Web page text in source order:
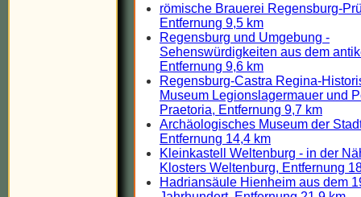
römische Brauerei Regensburg-
Entfernung 9,5 km
Regensburg und Umgebung -
Sehenswürdigkeiten aus dem
Entfernung 9,6 km
Regensburg-Castra Regina-
Museum Legionslagermauer und
Praetoria, Entfernung 9,7 km
Archäologisches Museum der
Entfernung 14,4 km
Kleinkastell Weltenburg - in der
Klosters Weltenburg, Entfernung
Hadriansäule Hienheim aus dem